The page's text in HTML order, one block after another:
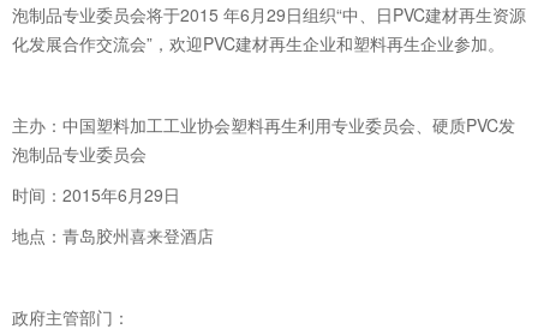
泡制品专业委员会将于2015 年6月29日组织“中、日PVC建材再生资源
化发展合作交流会”，欢迎PVC建材再生企业和塑料再生企业参加。
主办：中国塑料加工工业协会塑料再生利用专业委员会、硬质PVC发
泡制品专业委员会
时间：2015年6月29日
地点：青岛胶州喜来登酒店
政府主管部门：